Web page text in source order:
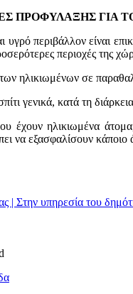
ΠΡΟΦΥΛΑΞΗΣ ΓΙΑ
υγρό περιβάλλον είναι
περιοχές της
ηλικιωμένων σε
γενικά, κατά τη
έχουν ηλικιωμένα
να εξασφαλίσουν κάποιο